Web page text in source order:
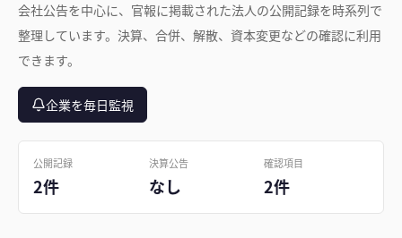
会社公告を中心に、官報に掲載された法人の公開記録を時系列で
整理しています。決算、合併、解散、資本変更などの確認に利用
できます。
企業を毎日監視
公開記録
2件
決算公告
なし
確認項目
2件